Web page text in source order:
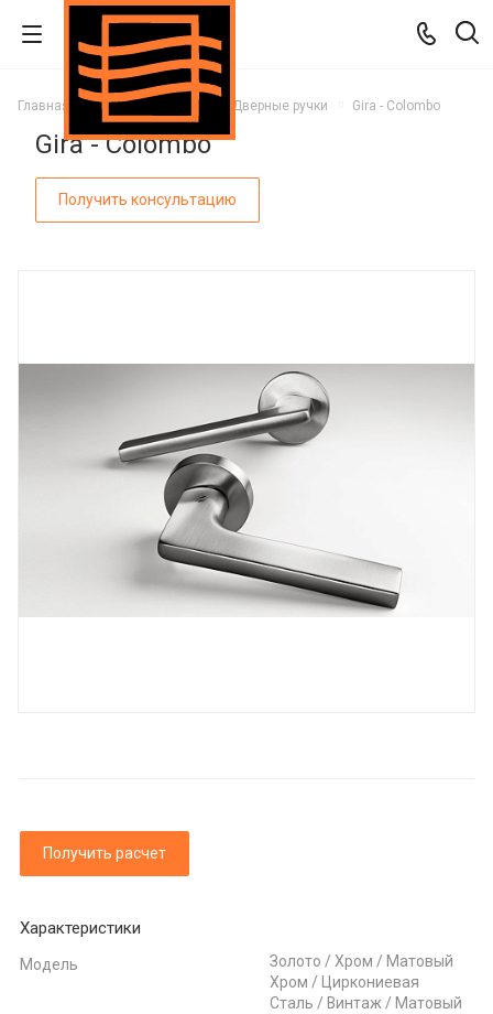
Главная Каталог Дверные ручки Gira - Colombo
Gira - Colombo
Получить консультацию
Получить расчет
Характеристики
Модель
Золото / Хром / Матовый
Хром / Циркониевая
Сталь / Винтаж / Матовый